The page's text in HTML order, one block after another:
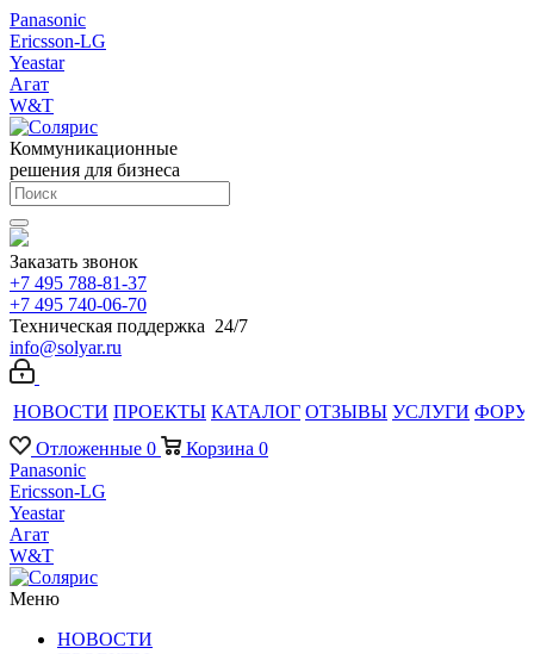
Panasonic
Ericsson-LG
Yeastar
Агат
W&T
Коммуникационные
решения для бизнеса
Заказать звонок
+7 495 788-81-37
+7 495 740-06-70
Техническая поддержка 24/7
info@solyar.ru
НОВОСТИ ПРОЕКТЫ КАТАЛОГ ОТЗЫВЫ УСЛУГИ
Отложенные 0 Корзина 0
Panasonic
Ericsson-LG
Yeastar
Агат
W&T
Меню
НОВОСТИ